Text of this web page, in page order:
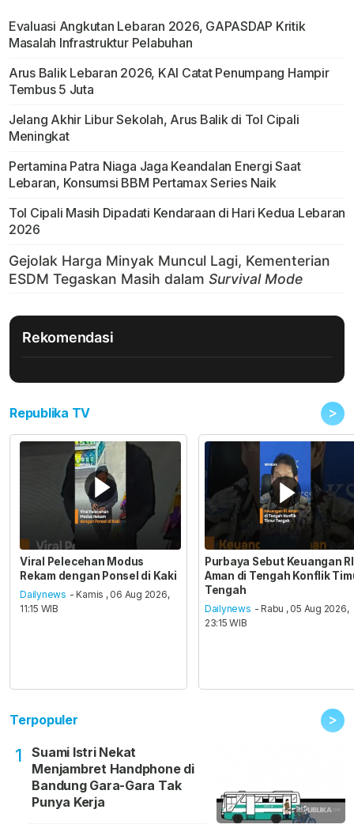
Evaluasi Angkutan Lebaran 2026, GAPASDAP Kritik
Masalah Infrastruktur Pelabuhan
Arus Balik Lebaran 2026, KAI Catat Penumpang Hampir
Tembus 5 Juta
Jelang Akhir Libur Sekolah, Arus Balik di Tol Cipali
Meningkat
Pertamina Patra Niaga Jaga Keandalan Energi Saat
Lebaran, Konsumsi BBM Pertamax Series Naik
Tol Cipali Masih Dipadati Kendaraan di Hari Kedua Lebaran
2026
Rekomendasi
Republika TV >
Viral Pelecehan Modus
Rekam dengan Ponsel di Kaki
Dailynews - Kamis , 06 Aug 2026,
11:15 WIB
Purbaya Sebut Keuangan RI
Aman di Tengah Konflik
Tengah
Dailynews - Rabu , 05 Aug 2026,
23:15 WIB
Terpopuler >
1
Suami Istri Nekat
Menjambret Handphone di
Bandung Gara-Gara Tak
Punya Kerja